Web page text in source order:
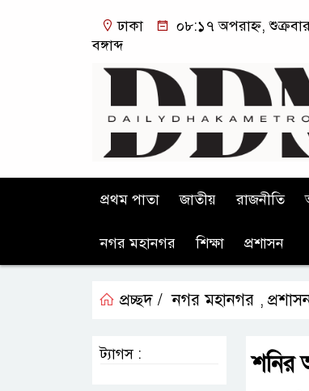
ঢাকা
০৮:১৭ অপরাহ্ন,
বঙ্গাব্দ
প্রথম পাতা জাতীয় রাজনীতি
নগর মহানগর শিক্ষা প্রশাসন
প্রচ্ছদ / নগর মহানগর ,
শনির
ট্যাগস :